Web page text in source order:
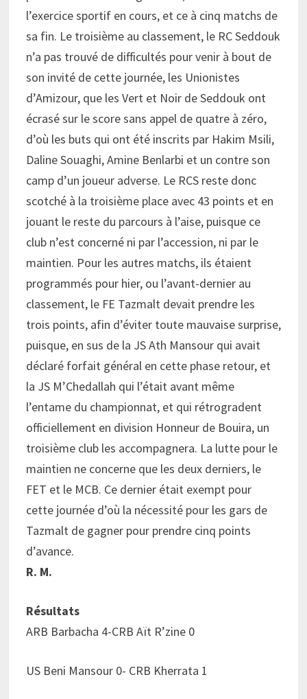
l’exercice sportif en cours, et ce à cinq matchs de
sa fin. Le troisième au classement, le RC Seddouk
n’a pas trouvé de difficultés pour venir à bout de
son invité de cette journée, les Unionistes
d’Amizour, que les Vert et Noir de Seddouk ont
écrasé sur le score sans appel de quatre à zéro,
d’où les buts qui ont été inscrits par Hakim Msili,
Daline Souaghi, Amine Benlarbi et un contre son
camp d’un joueur adverse. Le RCS reste donc
scotché à la troisième place avec 43 points et en
jouant le reste du parcours à l’aise, puisque ce
club n’est concerné ni par l’accession, ni par le
maintien. Pour les autres matchs, ils étaient
programmés pour hier, ou l’avant-dernier au
classement, le FE Tazmalt devait prendre les
trois points, afin d’éviter toute mauvaise surprise,
puisque, en sus de la JS Ath Mansour qui avait
déclaré forfait général en cette phase retour, et
la JS M’Chedallah qui l’était avant même
l’entame du championnat, et qui rétrogradent
officiellement en division Honneur de Bouira, un
troisième club les accompagnera. La lutte pour le
maintien ne concerne que les deux derniers, le
FET et le MCB. Ce dernier était exempt pour
cette journée d’où la nécessité pour les gars de
Tazmalt de gagner pour prendre cinq points
d’avance.
R. M.
Résultats
ARB Barbacha 4-CRB Aït R’zine 0
US Beni Mansour 0- CRB Kherrata 1